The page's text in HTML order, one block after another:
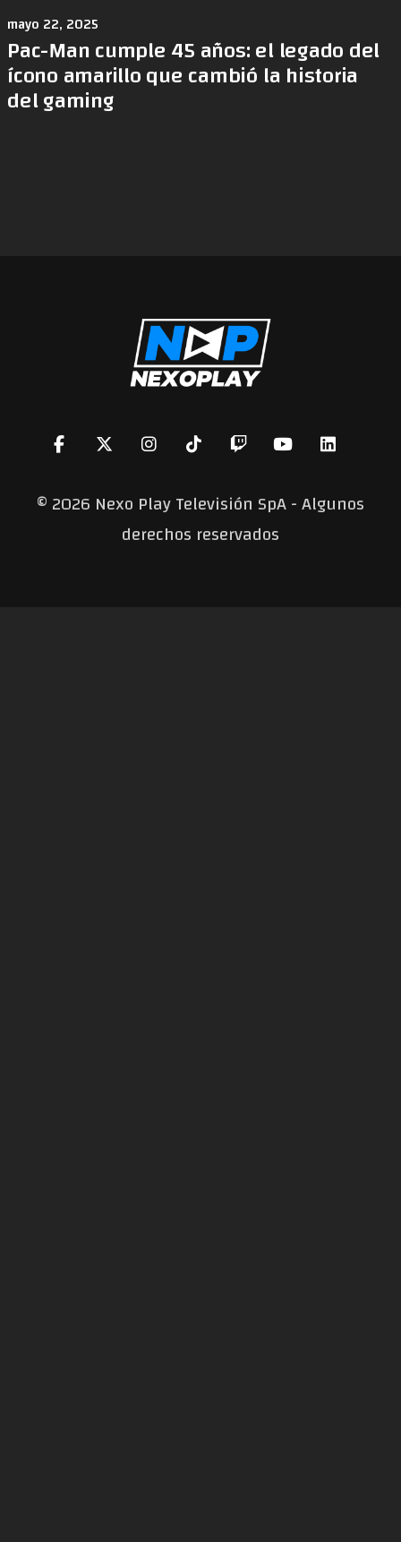
mayo 22, 2025
Pac-Man cumple 45 años: el legado del
ícono amarillo que cambió la historia
del gaming
©2026 Nexo Play Televisión SpA - Algunos
derechos reservados